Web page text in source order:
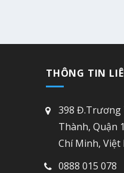
THÔNG TIN
398 Đ.Trương
Thành, Quận
Chí Minh, Việt
0888 015 078